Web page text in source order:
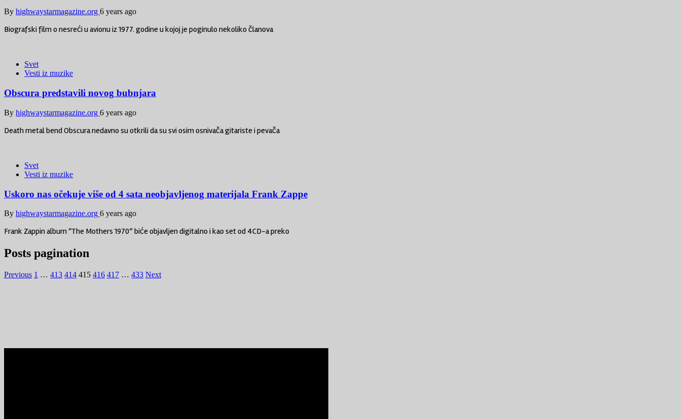
By highwaystarmagazine.org 6 years ago
Biografski film o nesreći u avionu iz 1977. godine u kojoj je poginulo nekoliko članova
Svet
Vesti iz muzike
Obscura predstavili novog bubnjara
By highwaystarmagazine.org 6 years ago
Death metal bend Obscura nedavno su otkrili da su svi osim osnivača gitariste i pevača
Svet
Vesti iz muzike
Uskoro nas očekuje više od 4 sata neobjavljenog materijala Frank Zappe
By highwaystarmagazine.org 6 years ago
Frank Zappin album “The Mothers 1970” biće objavljen digitalno i kao set od 4CD-a preko
Posts pagination
Previous 1 … 413 414 415 416 417 … 433 Next